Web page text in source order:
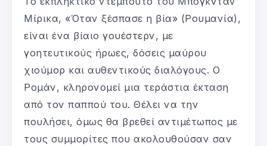
Μίρικα, «Όταν ξέσπασε η βία» (Ρουμανία),
είναι ένα βίαιο γουέστερν, με
γοητευτικούς ήρωες, δόσεις μαύρου
χιούμορ και αυθεντικούς διαλόγους. Ο
Ρομάν, κληρονομεί μια τεράστια έκταση
από τον παππού του. Θέλει να την
πουλήσει, όμως θα βρεθεί αντιμέτωπος με
τους συμμορίτες που ακολουθούσαν σαν